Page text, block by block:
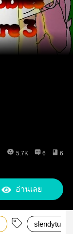
5.7K 6 6
อ่านเลย